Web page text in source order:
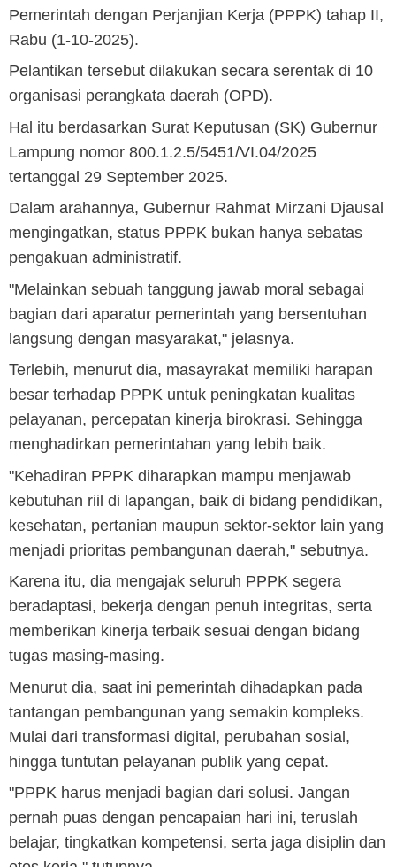
Pemerintah dengan Perjanjian Kerja (PPPK) tahap II,
Rabu (1-10-2025).
Pelantikan tersebut dilakukan secara serentak di 10
organisasi perangkata daerah (OPD).
Hal itu berdasarkan Surat Keputusan (SK) Gubernur
Lampung nomor 800.1.2.5/5451/VI.04/2025
tertanggal 29 September 2025.
Dalam arahannya, Gubernur Rahmat Mirzani Djausal
mengingatkan, status PPPK bukan hanya sebatas
pengakuan administratif.
"Melainkan sebuah tanggung jawab moral sebagai
bagian dari aparatur pemerintah yang bersentuhan
langsung dengan masyarakat," jelasnya.
Terlebih, menurut dia, masayrakat memiliki harapan
besar terhadap PPPK untuk peningkatan kualitas
pelayanan, percepatan kinerja birokrasi. Sehingga
menghadirkan pemerintahan yang lebih baik.
"Kehadiran PPPK diharapkan mampu menjawab
kebutuhan riil di lapangan, baik di bidang pendidikan,
kesehatan, pertanian maupun sektor-sektor lain yang
menjadi prioritas pembangunan daerah," sebutnya.
Karena itu, dia mengajak seluruh PPPK segera
beradaptasi, bekerja dengan penuh integritas, serta
memberikan kinerja terbaik sesuai dengan bidang
tugas masing-masing.
Menurut dia, saat ini pemerintah dihadapkan pada
tantangan pembangunan yang semakin kompleks.
Mulai dari transformasi digital, perubahan sosial,
hingga tuntutan pelayanan publik yang cepat.
"PPPK harus menjadi bagian dari solusi. Jangan
pernah puas dengan pencapaian hari ini, teruslah
belajar, tingkatkan kompetensi, serta jaga disiplin dan